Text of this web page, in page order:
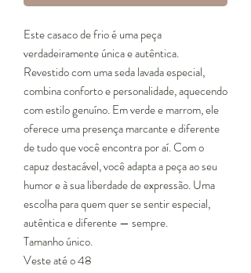
Este casaco de frio é uma peça
verdadeiramente única e autêntica.
Revestido com uma seda lavada especial,
combina conforto e personalidade, aquecendo
com estilo genuíno. Em verde e marrom, ele
oferece uma presença marcante e diferente
de tudo que você encontra por aí. Com o
capuz destacável, você adapta a peça ao seu
humor e à sua liberdade de expressão. Uma
escolha para quem quer se sentir especial,
autêntica e diferente — sempre.
Tamanho único.
Veste até o 48